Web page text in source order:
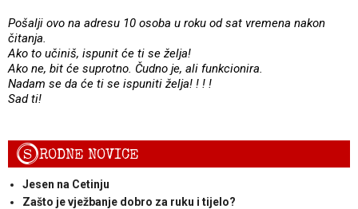
Pošalji ovo na adresu 10 osoba u roku od sat vremena nakon
čitanja.
Ako to učiniš, ispunit će ti se želja!
Ako ne, bit će suprotno. Čudno je, ali funkcionira.
Nadam se da će ti se ispuniti želja! ! ! !
Sad ti!
SRODNE NOVICE
Jesen na Cetinju
Zašto je vježbanje dobro za ruku i tijelo?